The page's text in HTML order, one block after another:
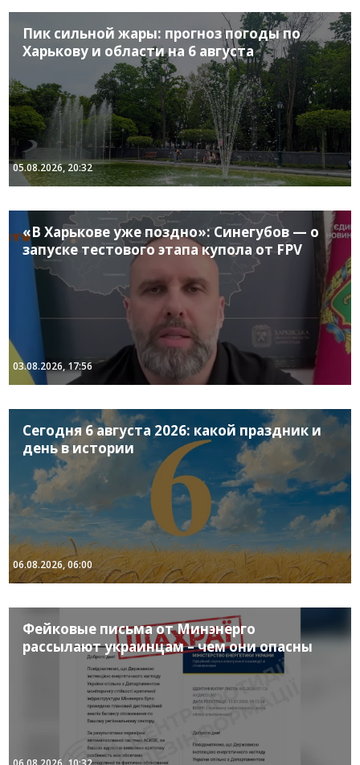
Пик сильной жары: прогноз погоды по
Харькову и области на 6 августа
05.08.2026, 20:32
«В Харькове уже поздно»: Синегубов — о
запуске тестового этапа купола от FPV
03.08.2026, 17:56
Сегодня 6 августа 2026: какой праздник и
день в истории
06.08.2026, 06:00
Фейковые письма от Минэнерго
рассылают украинцам – чем они опасны